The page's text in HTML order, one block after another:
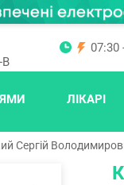
В
07:30
ЛІКАРІ
Сергій